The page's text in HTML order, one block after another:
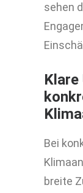
sehen
Bei
breite